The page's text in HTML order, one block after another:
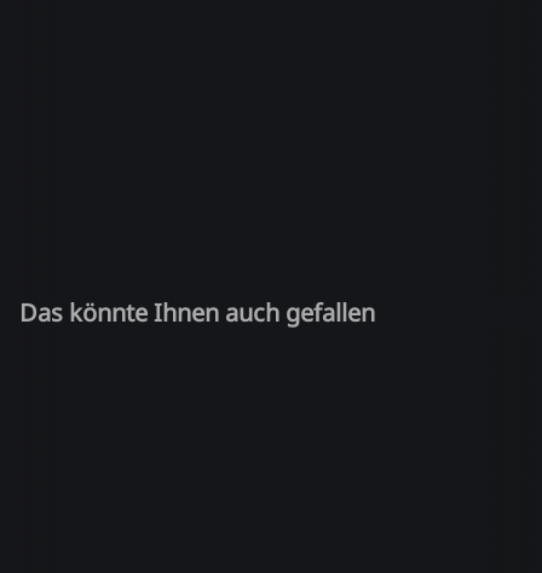
Das könnte Ihnen auch gefallen